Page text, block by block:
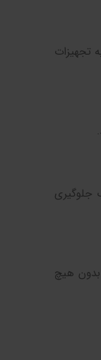
تجهیزات
جلوگیری
بدون هیچ